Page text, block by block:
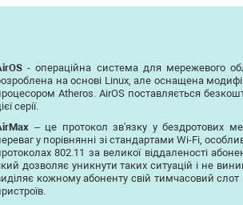
- операційна система для мережевого
на основі Linux, але оснащена
Atheros. AirOS поставляється
серії.
– це протокол зв'язку у бездротових
у порівнянні зі стандартами Wi-Fi,
802.11 за великої віддаленості
дозволяє уникнути таких ситуацій і не
кожному абоненту свій тимчасовий